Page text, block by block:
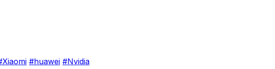
#huawei #Nvidia